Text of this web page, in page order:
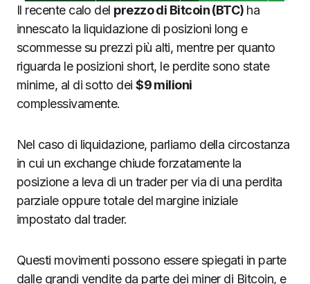
JS chart by amCharts
Il recente calo del prezzo di Bitcoin (BTC) ha
innescato la liquidazione di posizioni long e
scommesse su prezzi più alti, mentre per quanto
riguarda le posizioni short, le perdite sono state
minime, al di sotto dei$9 milioni
complessivamente.
Nel caso di liquidazione, parliamo della circostanza
in cui un exchange chiude forzatamente la
posizione a leva di un trader per via di una perdita
parziale oppure totale del margine iniziale
impostato dal trader.
Questi movimenti possono essere spiegati in parte
dalle grandi vendite da parte dei miner di Bitcoin, e